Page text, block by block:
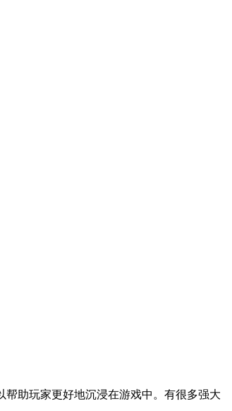
助玩家更好地沉浸在游戏中。有很多强大